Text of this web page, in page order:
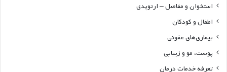
استخوان و مفاصل – ارتوپدی
اطفال و کودکان
بیماری‌های عفونی
پوست، مو و زیبایی
تعرفه خدمات درمان